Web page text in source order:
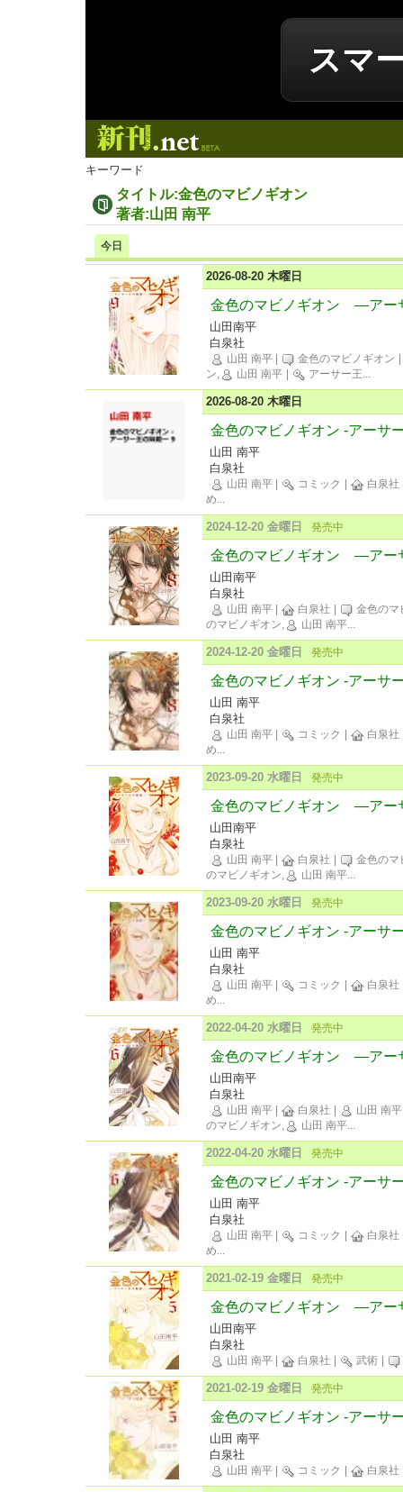
スマ
キーワード
タイトル:金色のマビノギオン
著者:山田 南平
今日
2026-08-20 木曜日
金色のマビノギオン ―ア
山田南平
白泉社
山田 南平 金色のマビノギオン
ン,
山田 南平 アーサー王...
2026-08-20 木曜日
金色のマビノギオン -アーサ
山田 南平
白泉社
山田 南平 コミック 白泉社
め...
2024-12-20 金曜日 発売中
金色のマビノギオン ―ア
山田南平
白泉社
山田 南平 白泉社
金色のマ
のマビノギオン,
山田 南平...
2024-12-20 金曜日 発売中
金色のマビノギオン -アーサ
山田 南平
白泉社
山田 南平 コミック 白泉社
め...
2023-09-20 水曜日 発売中
金色のマビノギオン ―ア
山田南平
白泉社
山田 南平 白泉社
金色のマ
のマビノギオン,
山田 南平...
2023-09-20 水曜日 発売中
金色のマビノギオン -アーサ
山田 南平
白泉社
山田 南平 コミック 白泉社
め...
2022-04-20 水曜日 発売中
金色のマビノギオン ―ア
山田南平
白泉社
山田 南平 白泉社
山田 南平
のマビノギオン,
山田 南平...
2022-04-20 水曜日 発売中
金色のマビノギオン -アーサ
山田 南平
白泉社
山田 南平 コミック 白泉社
め...
2021-02-19 金曜日 発売中
金色のマビノギオン ―ア
山田南平
白泉社
山田 南平 白泉社 武術
2021-02-19 金曜日 発売中
金色のマビノギオン -アーサ
山田 南平
白泉社
山田 南平 コミック 白泉社